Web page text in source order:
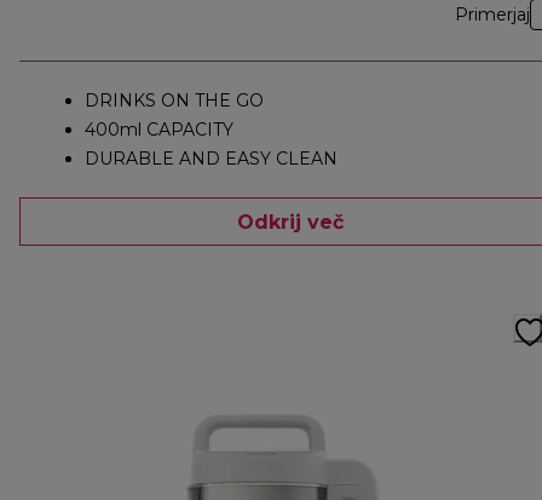
Primerjaj
DRINKS ON THE GO
400ml CAPACITY
DURABLE AND EASY CLEAN
Odkrij več